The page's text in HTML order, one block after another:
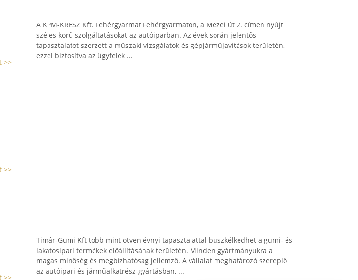
>>
A KPM-KRESZ Kft. Fehérgyarmat Fehérgyarmaton, a Mezei út 2. címen nyújt
széles körű szolgáltatásokat az autóiparban. Az évek során jelentős
tapasztalatot szerzett a műszaki vizsgálatok és gépjárműjavítások területén,
ezzel biztosítva az ügyfelek ...
>>
>>
Timár-Gumi Kft több mint ötven évnyi tapasztalattal büszkélkedhet a gumi- és
lakatosipari termékek előállításának területén. Minden gyártmányukra a
magas minőség és megbízhatóság jellemző. A vállalat meghatározó szereplő
az autóipari és járműalkatrész-gyártásban, ...